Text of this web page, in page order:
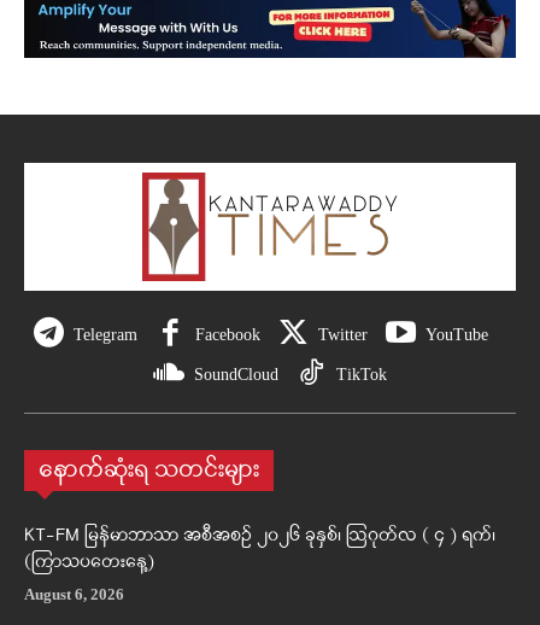
Telegram Facebook Twitter YouTube
SoundCloud TikTok
နောက်ဆုံးရ သတင်းများ
KT-FM မြန်မာဘာသာ အစီအစဉ် ၂၀၂၆ ခုနှစ်၊ ဩဂုတ်လ ( ၄ ) ရက်၊
(ကြာသပတေးနေ့)
August 6, 2026